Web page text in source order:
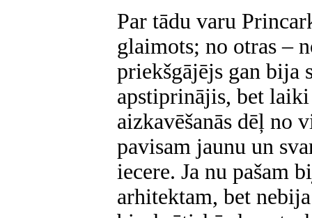
Par tādu varu
glaimots; no otras –
priekšgājējs gan bija
apstiprinājis, bet
aizkavēšanās dēļ no
pavisam jaunu un
iecere. Ja nu pašam
arhitektam, bet